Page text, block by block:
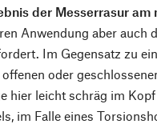
der Messerrasur am
Anwendung aber auch
Im Gegensatz zu
oder
hier leicht schräg im Kopf
im Falle eines